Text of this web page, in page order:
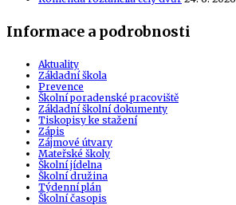
Informace a podrobnosti
Aktuality
Základní škola
Prevence
Školní poradenské pracoviště
Základní školní dokumenty
Tiskopisy ke stažení
Zápis
Zájmové útvary
Mateřské školy
Školní jídelna
Školní družina
Týdenní plán
Školní časopis